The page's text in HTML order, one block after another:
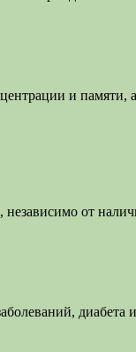
и памяти,
от
диабета